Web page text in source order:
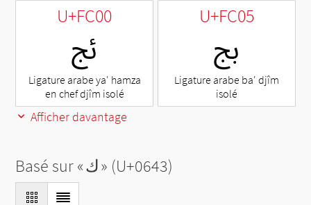
U+FC00
ﰀ
Ligature arabe ya' hamza
en chef djîm isolé
U+FC05
ﰅ
Ligature arabe ba' djîm
isolé
Afficher davantage
Basé sur «ك» (U+0643)